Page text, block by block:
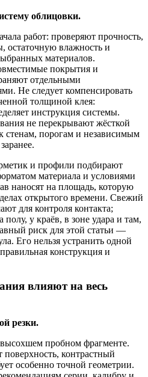
облицовки.
работ: проверяют прочность,
остаточную влажность и
материалов.
покрытия и
отдельными
Не следует компенсировать
толщиной клея:
инструкция системы.
не перекрывают жёсткой
стенам, порогам и независимым
и профили подбирают
материала и условиями
наносят на площадь, которую
открытого времени. Свежий
для контроля контакта;
у краёв, в зоне удара и там,
риск для этой статьи —
Его нельзя устранить одной
конструкция и
влияют на весь
резки.
пробном фрагменте.
поверхность, контрастный
особенно точной геометрии.